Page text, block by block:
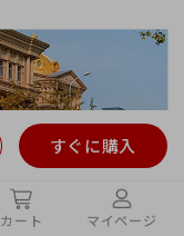
すぐに購入
カート マイページ